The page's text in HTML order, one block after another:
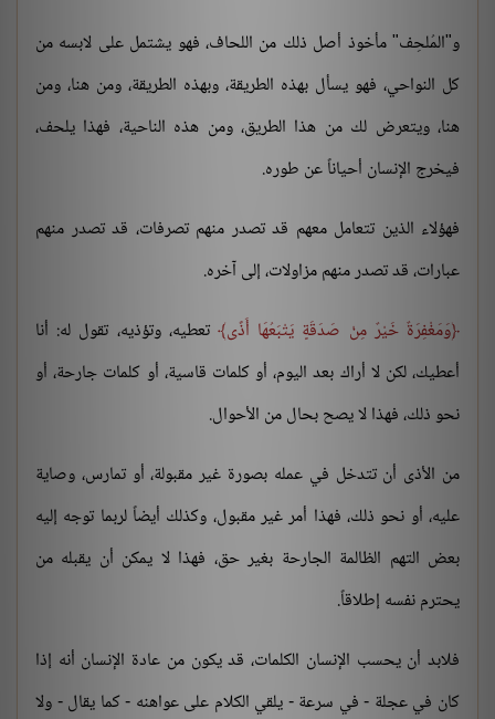
و"المُلحِف" مأخوذ أصل ذلك من اللحاف، فهو يشتمل على لابسه من
كل النواحي، فهو يسأل بهذه الطريقة، وبهذه الطريقة، ومن هنا، ومن
هنا، ويتعرض لك من هذا الطريق، ومن هذه الناحية، فهذا يلحف،
فيخرج الإنسان أحياناً عن طوره.
فهؤلاء الذين تتعامل معهم قد تصدر منهم تصرفات، قد تصدر منهم
عبارات، قد تصدر منهم مزاولات، إلى آخره.
وَمَغْفِرَةٌ خَيْرٌ مِنْ صَدَقَةٍ يَتْبَعُهَا أَذًى تعطيه، وتؤذيه، تقول له: أنا
أعطيك، لكن لا أراك بعد اليوم، أو كلمات قاسية، أو كلمات جارحة، أو
نحو ذلك، فهذا لا يصح بحال من الأحوال.
من الأذى أن تتدخل في عمله بصورة غير مقبولة، أو تمارس، وصاية
عليه، أو نحو ذلك، فهذا أمر غير مقبول، وكذلك أيضاً لربما توجه إليه
بعض التهم الظالمة الجارحة بغير حق، فهذا لا يمكن أن يقبله من
يحترم نفسه إطلاقاً.
فلابد أن يحسب الإنسان الكلمات، قد يكون من عادة الإنسان أنه إذا
كان في عجلة - في سرعة - يلقي الكلام على عواهنه - كما يقال - ولا